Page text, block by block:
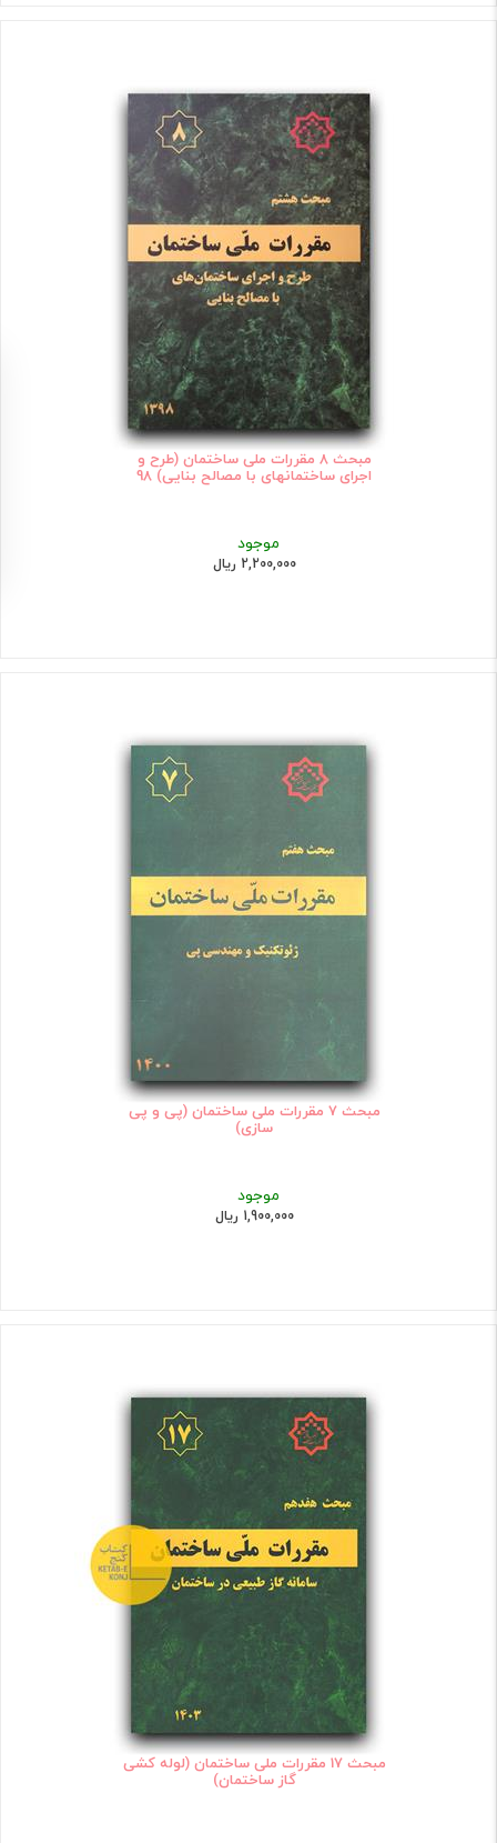
مبحث 8 مقررات ملی ساختمان (طرح و
اجرای ساختمانهای با مصالح بنایی) 98
موجود
2,200,000 ریال
مبحث 7 مقررات ملی ساختمان (پی و پی
سازی)
موجود
1,900,000 ریال
مبحث 17 مقررات ملی ساختمان (لوله کشی
گاز ساختمان)